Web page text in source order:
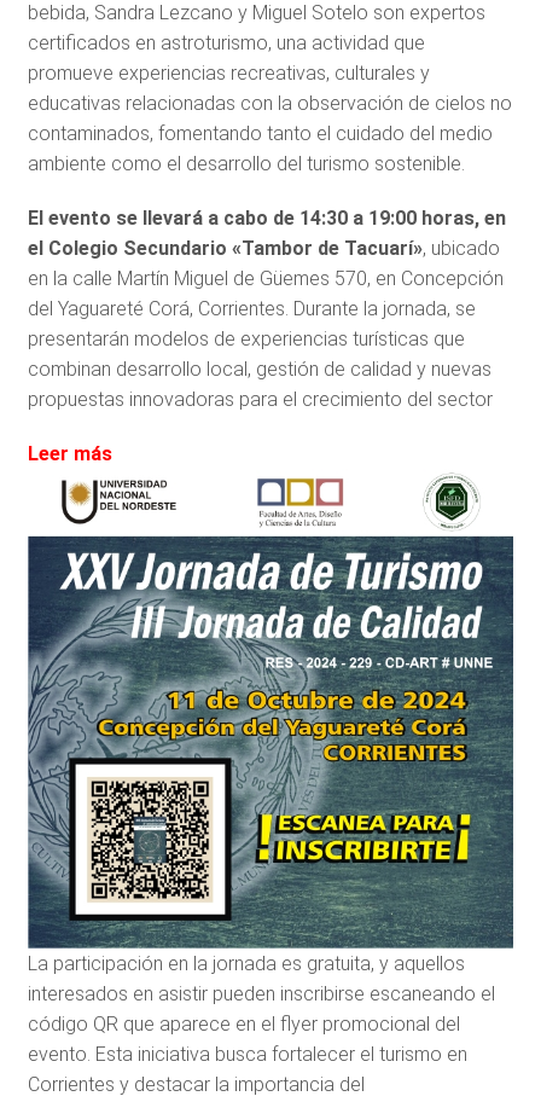
bebida, Sandra Lezcano y Miguel Sotelo son expertos
certificados en astroturismo, una actividad que
promueve experiencias recreativas, culturales y
educativas relacionadas con la observación de cielos no
contaminados, fomentando tanto el cuidado del medio
ambiente como el desarrollo del turismo sostenible.
El evento se llevará a cabo de 14:30 a 19:00 horas, en
el Colegio Secundario «Tambor de Tacuarí», ubicado
en la calle Martín Miguel de Güemes 570, en Concepción
del Yaguareté Corá, Corrientes. Durante la jornada, se
presentarán modelos de experiencias turísticas que
combinan desarrollo local, gestión de calidad y nuevas
propuestas innovadoras para el crecimiento del sector
Leer más:
CONCEPCIÓN:
Emprendedores
sanmigueleños
se
destacan
en
el
Encuentro
de
Turismo
con
su
innovadora
propuesta
local
La participación en la jornada es gratuita, y aquellos
interesados en asistir pueden inscribirse escaneando el
código QR que aparece en el flyer promocional del
evento. Esta iniciativa busca fortalecer el turismo en
Corrientes y destacar la importancia del